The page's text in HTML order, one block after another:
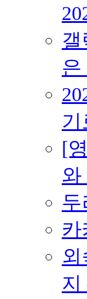
갤
은
기
[
와
두
카
지